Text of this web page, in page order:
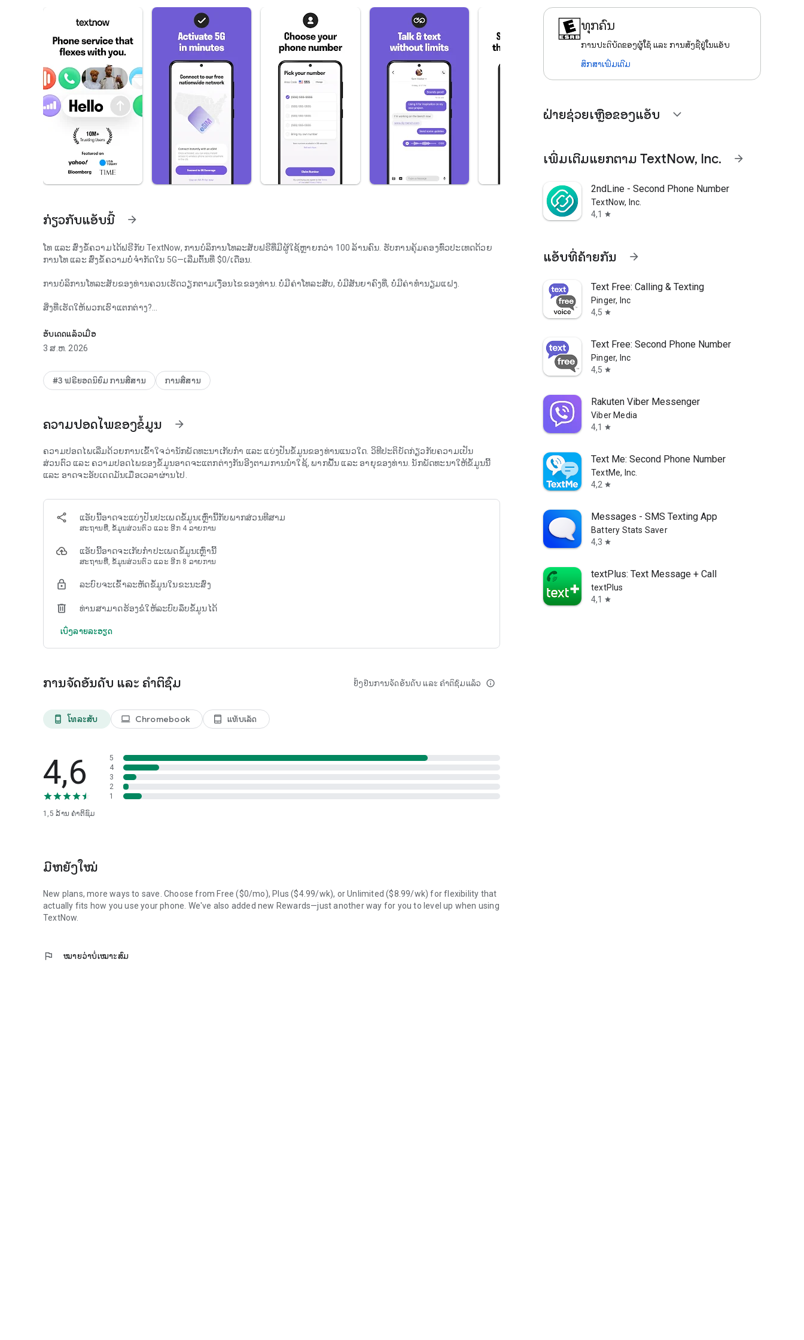
ກ່ຽວກັບແອັບນີ້ arrow_forward
ໂທ ແລະ ສົ່ງຂໍ້ຄວາມໄດ້ຟຣີກັບ TextNow, ການບໍລິການໂທລະສັບຟຣີທີ່ມີຜູ້ໃຊ້ຫຼາຍກວ່າ 100 ລ້ານຄົນ. ຮັບການຄຸ້ມຄອງທົ່ວປະເທດດ້ວຍ
ການໂທ ແລະ ສົ່ງຂໍ້ຄວາມບໍ່ຈຳກັດໃນ 5G—ເລີ່ມຕົ້ນທີ່ $0/ເດືອນ.
ການບໍລິການໂທລະສັບຂອງທ່ານຄວນເຮັດວຽກຕາມເງື່ອນໄຂຂອງທ່ານ. ບໍ່ມີຄ່າໂທລະສັບ, ບໍ່ມີສັນຍາຄົງທີ່, ບໍ່ມີຄ່າທຳນຽມແຝງ.
ສິ່ງທີ່ເຮັດໃຫ້ພວກເຮົາແຕກຕ່າງ?
• ບໍ່ມີຄ່າໂທລະສັບ, ບໍ່ມີສັນຍາຄົງທີ່, ແລະ ບໍ່ມີຄ່າທຳນຽມແຝງ
• ຮັບເບີໂທລະສັບທ້ອງຖິ່ນຟຣີ ຫຼື ເກັບຮັກສາເບີໂທລະສັບສ່ວນຕົວຂອງທ່ານໄວ້ສຳລັບສາຍທີສອງ ຫຼື ການນຳໃຊ້ທາງທຸລະກິດ
ໂທ ແລະ ສົ່ງຂໍ້ຄວາມຟຣີທົ່ວປະເທດ: ບໍ່ມີຄ່າໂທລະສັບ, ບໍ່ມີສັນຍາຄົງທີ່
ຕິດຕໍ່ກັບແອັບໂທ ແລະ ສົ່ງຂໍ້ຄວາມ Wi-Fi ຟຣີຂອງ TextNow, ຫຼື ເປີດໃຊ້ TextNow Wireless ໃນໂທລະສັບທີ່ມີຢູ່ຂອງທ່ານເພື່ອໂທ ແລະ ສົ່ງ
ຂໍ້ຄວາມໄດ້ຢ່າງເສລີໂດຍບໍ່ຕ້ອງເຊື່ອມຕໍ່ກັບ Wi-Fi. ເລີ່ມຕົ້ນໄດ້ທັນທີ—ບໍ່ຕ້ອງການອຸປະກອນໃໝ່.
ແຜນຟຣີ
ໂທ ແລະ ສົ່ງຂໍ້ຄວາມບໍ່ຈຳກັດໃນເຄືອຂ່າຍ 5G ທົ່ວປະເທດ — ໃນລາຄາ $0/ເດືອນ, ເດືອນແລ້ວເດືອນເລົ່າ. ບໍ່ແມ່ນການທົດລອງໃຊ້. ບໍ່ແມ່ນຂໍ້
ເປີດໃຊ້ eSIM ຂອງພວກເຮົາໃນໂທລະສັບຂອງທ່ານທັນທີໂດຍບໍ່ມີຂໍ້ຜູກມັດ ແລະ ບໍ່ມີຄ່າທຳນຽມແຝງ.
ແຜນຂໍ້ມູນ: ມີຄວາມຍືດຫຍຸ່ນ ແລະ ຕາມເງື່ອນໄຂຂອງທ່ານ
ຈ່າຍສະເພາະຂໍ້ມູນທີ່ທ່ານໃຊ້ໂດຍບໍ່ມີສັນຍາ ຫຼື ຂໍ້ຜູກມັດໄລຍະຍາວ. ພວກເຮົາເປັນຜູ້ໃຫ້ບໍລິການດຽວທີ່ມີຕົວເລືອກຂໍ້ມູນທີ່ມີຄວາມຍືດ
• ແຜນບວກ: ໂທ, ສົ່ງຂໍ້ຄວາມ ແລະ ຂໍ້ມູນທົ່ວປະເທດບໍ່ຈຳກັດ — ຍົກເວັ້ນການຖ່າຍທອດສົດສື່ ແລະ ເກມ. ບໍ່ມີໂຄສະນາ.
ເບີໂທລະສັບທີສອງ: ສຳລັບການໂທ ແລະ ສົ່ງຂໍ້ຄວາມສ່ວນຕົວ, ສາຍທຸລະກິດແຍກຕ່າງຫາກ, ແລະ ອື່ນໆ
ໃຊ້ສ່ວນຕົວ. ໂທ ແລະ ສົ່ງຂໍ້ຄວາມຟຣີໂດຍບໍ່ຕ້ອງເສຍຄ່າໂທລະສັບເພີ່ມເຕີມ.
ມີໝູ່ເພື່ອນ ແລະ ຄອບຄົວຢູ່ຕ່າງປະເທດບໍ? TextNow ສະເໜີການໂທຟຣີໄປຍັງເມັກຊິໂກ ແລະ ການາດາ ດ້ວຍການໂທຕ່າງປະເທດລາຄາຖືກ
ໄປຍັງຫຼາຍກວ່າ 230 ປະເທດ, ດ້ວຍອັດຕາເລີ່ມຕົ້ນທີ່ຕໍ່າກວ່າ $0.01 ຕໍ່ນາທີ.
ເປັນຫຍັງຕ້ອງໃຊ້ TEXTNOW?
• ການໂທດ້ວຍສຽງ, ຂໍ້ຄວາມໂດຍກົງ, ຂໍ້ຄວາມ SMS, ການສົ່ງຂໍ້ຄວາມຮູບພາບ ແລະ ວິດີໂອໄປຍັງສະຫະລັດ ຫຼື ການາດາໂດຍບໍ່ເສຍຄ່າ
• ຕົວເລືອກຂໍ້ມູນທີ່ຍືດຫຍຸ່ນ - ຈ່າຍເມື່ອທ່ານຕ້ອງການເທົ່ານັ້ນ
ຕ້ອງການ
• ການໂທຕ່າງປະເທດລາຄາຖືກໃນຫຼາຍກວ່າ 230 ປະເທດ
• ການຖອດຂໍ້ຄວາມສຽງເປັນຂໍ້ຄວາມ ແລະ ການໂທປະຊຸມ
ອັບເດດແລ້ວເມື່ອ
3 ສ.ຫ. 2026
#3 ຟຣີຍອດນິຍົມ ການສື່ສານ ການສື່ສານ
ຄວາມປອດໄພຂອງຂໍ້ມູນ arrow_forward
ຄວາມປອດໄພເລີ່ມດ້ວຍການເຂົ້າໃຈວ່ານັກພັດທະນາເກັບກຳ ແລະ ແບ່ງປັນຂໍ້ມູນຂອງທ່ານແນວໃດ. ວິທີປະຕິບັດກ່ຽວກັບຄວາມເປັນ
ສ່ວນຕົວ ແລະ ຄວາມປອດໄພຂອງຂໍ້ມູນອາດຈະແຕກຕ່າງກັນອີງຕາມການນຳໃຊ້, ພາກພື້ນ ແລະ ອາຍຸຂອງທ່ານ. ນັກພັດທະນາໃຫ້ຂໍ້ມູນນີ້
ແລະ ອາດຈະອັບເດດມັນເມື່ອເວລາຜ່ານໄປ.
ແອັບນີ້ອາດຈະແບ່ງປັນປະເພດຂໍ້ມູນເຫຼົ່ານີ້ກັບພາກສ່ວນທີສາມ
ສະຖານທີ່, ຂໍ້ມູນສ່ວນຕົວ ແລະ ອີກ 4 ລາຍການ
ແອັບນີ້ອາດຈະເກັບກຳປະເພດຂໍ້ມູນເຫຼົ່ານີ້
ສະຖານທີ່, ຂໍ້ມູນສ່ວນຕົວ ແລະ ອີກ 8 ລາຍການ
ລະບົບຈະເຂົ້າລະຫັດຂໍ້ມູນໃນຂະນະສົ່ງ
ທ່ານສາມາດຮ້ອງຂໍໃຫ້ລະບົບລຶບຂໍ້ມູນໄດ້
ເບິ່ງລາຍລະອຽດ
ການຈັດອັນດັບ ແລະ ຄຳຕິຊົມ ຢັ້ງຢືນການຈັດອັນດັບ ແລະ ຄຳຕິຊົມແລ້ວ info_outline
phone_android ໂທລະສັບ laptop Chromebook tablet_android ແທັບເລັດ
4,6
1,5 ລ້ານ ຄຳຕິຊົມ
5
4
3
2
1
ມີຫຍັງໃໝ່
New plans, more ways to save. Choose from Free ($0/mo), Plus ($4.99/wk), or Unlimited ($8.99/wk) for flexibility that
actually fits how you use your phone. We've also added new Rewards—just another way for you to level up when using
TextNow.
flag ໝາຍວ່າບໍ່ເໝາະສົມ
ທຸກຄົນ
ການ​ປະ​ຕິ​ບັດ​ຂອງ​ຜູ້​ໃຊ້ ແລະ ການສັ່ງຊື້ຢູ່ໃນແອັບ
ສຶກສາເພີ່ມເຕີມ
ຝ່າຍຊ່ວຍເຫຼືອຂອງແອັບ expand_more
ເພີ່ມເຕີມແຍກຕາມ TextNow, Inc. arrow_forward
2ndLine - Second Phone Number
TextNow, Inc.
4,1
star
ແອັບທີ່ຄ້າຍກັນ arrow_forward
Text Free: Calling & Texting
Pinger, Inc
4,5 star
Text Free: Second Phone Number
Pinger, Inc
4,5 star
Rakuten Viber Messenger
Viber Media
4,1
star
Text Me: Second Phone Number
TextMe, Inc.
4,2 star
Messages - SMS Texting App
Battery Stats Saver
4,3 star
textPlus: Text Message + Call
textPlus
4,1
star